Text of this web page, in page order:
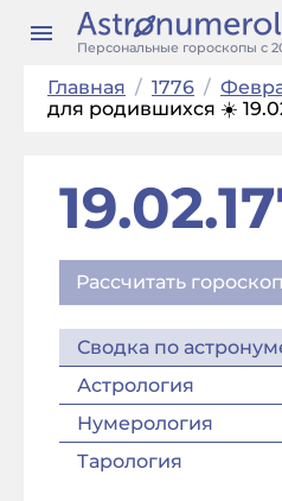
Персональные гороскопы с
Главная / 1776 /
для родившихся ☀️
Рассчитать
Сводка по
Астрология
Нумерология
Тарология